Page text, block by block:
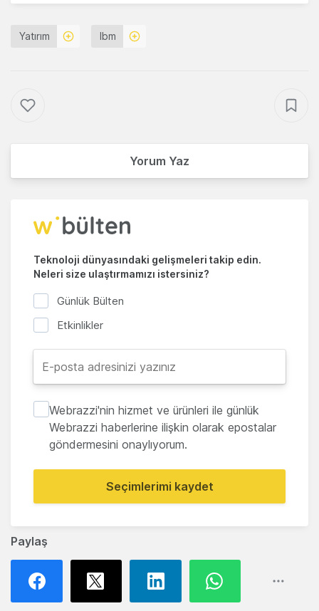
Paylaş
Yatırım Ibm
Yorum Yaz
Teknoloji dünyasındaki gelişmeleri takip edin.
Neleri size ulaştırmamızı istersiniz?
Günlük Bülten
Etkinlikler
Webrazzi'nin hizmet ve ürünleri ile günlük
Webrazzi haberlerine ilişkin olarak epostalar
göndermesini onaylıyorum.
Seçimlerimi kaydet